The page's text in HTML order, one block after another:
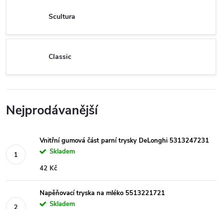
Scultura
Classic
Nejprodávanější
Vnitřní gumová část parní trysky DeLonghi 5313247231
Skladem
42 Kč
Napěňovací tryska na mléko 5513221721
Skladem